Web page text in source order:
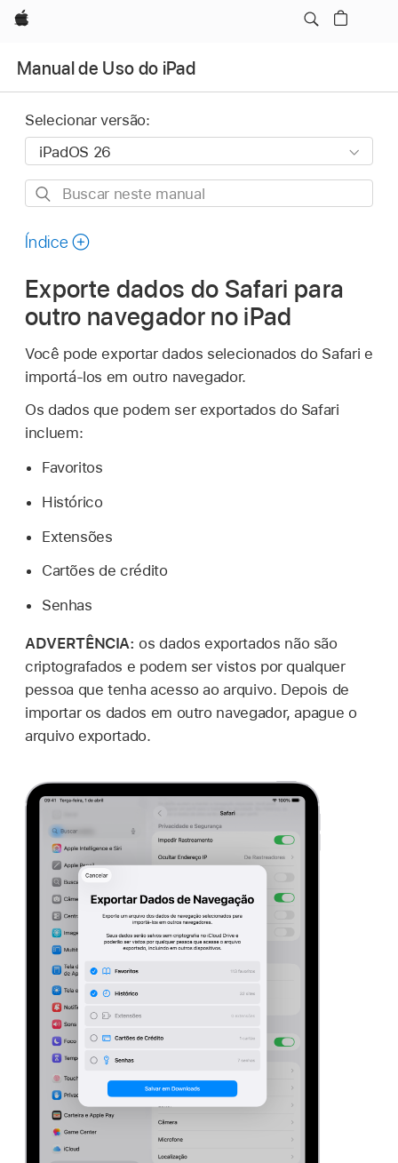
Apple
Manual de Uso do iPad
Selecionar versão:
Buscar
manual
Índice
Exporte dados do Safari para
outro navegador no iPad
Você pode exportar dados selecionados do Safari e
importá‑los em outro navegador.
Os dados que podem ser exportados do Safari
incluem:
Favoritos
Histórico
Extensões
Cartões de crédito
Senhas
ADVERTÊNCIA: os dados exportados não são
criptografados e podem ser vistos por qualquer
pessoa que tenha acesso ao arquivo. Depois de
importar os dados em outro navegador, apague o
arquivo exportado.